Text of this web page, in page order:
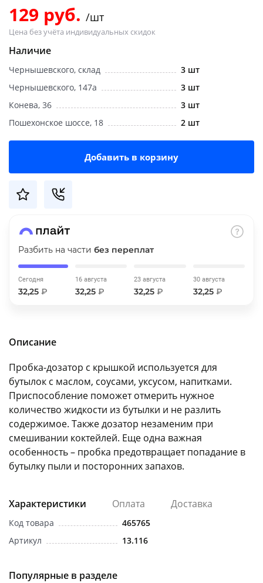
129 руб. /шт
Цена без учёта индивидуальных скидок
Наличие
Чернышевского, склад
3 шт
Чернышевского, 147а
3 шт
Конева, 36
3 шт
Пошехонское шоссе, 18
2 шт
Добавить в корзину
Разбить на части без переплат
Сегодня
32,25 ₽
16 августа
32,25 ₽
23 августа
32,25 ₽
30 августа
32,25 ₽
Описание
Пробка-дозатор с крышкой используется для
бутылок с маслом, соусами, уксусом, напитками.
Приспособление поможет отмерить нужное
количество жидкости из бутылки и не разлить
содержимое. Также дозатор незаменим при
смешивании коктейлей. Еще одна важная
особенность – пробка предотвращает попадание в
бутылку пыли и посторонних запахов.
Характеристики Оплата Доставка
Код товара
465765
Артикул
13.116
Популярные в разделе
Оплачивайте сегодня только
25% картой любого банка
выбранный способом
Оставшиеся75% будут
списыватьсяс вашей карты
по25%каждые 2 недели
Подробнее
8 800 302-02-51